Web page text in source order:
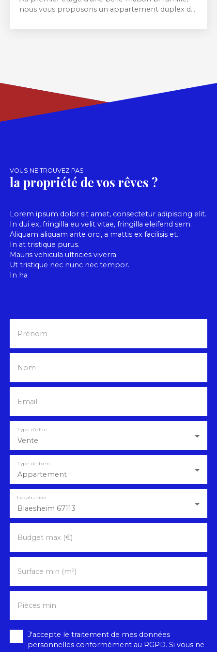
nous vous proposons un appartement duplex de
38 m² avec balcon, une chambre de 14 m² une
potager. Rénovation de la maison en 2023 avec
une isolation extérieur et l'installation d'une
pompe à chaleur, chauffe-eau thermodynamique
+ poêle à bois Volets domotiques solaires récents
VOUS NE TROUVEZ PAS
la propriété de vos rêves ?
Lorem ipsum dolor sit amet, consectetur adipiscing elit.
In dui ex, fringilla eu velit vitae, fringilla eleifend sem.
Aliquam aliquam ante orci, a mattis ex facilisis et.
In at tristique purus.
Mauris vehicula ultricies viverra.
Ut tristique nec nunc nec tempor.
In ha
Prénom
Nom
Email
Vente
Type d'offre
Appartement
Type de bien
Blaesheim 67113
Localisation
Budget max (€)
Surface min (m²)
Pièces min
J'accepte le traitement de mes données
personnelles conformément au RGPD. Si vous ne